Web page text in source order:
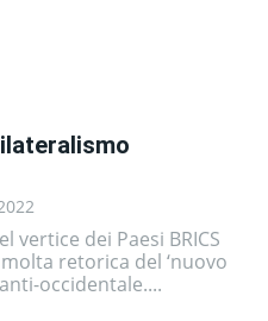
vertice dei Paesi BRICS
retorica del ‘nuovo
occidentale....